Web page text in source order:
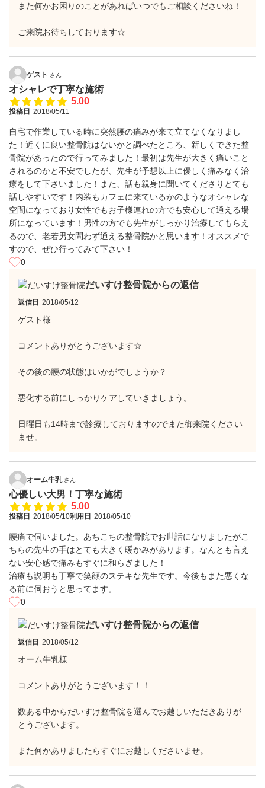
また何かお困りのことがあればいつでもご相談くださいね！
ご来院お待ちしております☆
ゲスト さん
オシャレで丁寧な施術
5.00
投稿日 2018/05/11
自宅で作業している時に突然腰の痛みが来て立てなくなりまし
た！近くに良い整骨院はないかと調べたところ、新しくできた整
骨院があったので行ってみました！最初は先生が大きく痛いこと
されるのかと不安でしたが、先生が予想以上に優しく痛みなく治
療をして下さいました！また、話も親身に聞いてくださりとても
話しやすいです！内装もカフェに来ているかのようなオシャレな
空間になっており女性でもお子様連れの方でも安心して通える場
所になっています！男性の方でも先生がしっかり治療してもらえ
るので、老若男女問わず通える整骨院かと思います！オススメで
すので、ぜひ行ってみて下さい！
0
だいすけ整骨院からの返信
返信日 2018/05/12
ゲスト様
コメントありがとうございます☆
その後の腰の状態はいかがでしょうか？
悪化する前にしっかりケアしていきましょう。
日曜日も14時まで診療しておりますのでまた御来院ください
ませ。
オーム牛乳 さん
心優しい大男！丁寧な施術
5.00
投稿日 2018/05/10利用日 2018/05/10
腰痛で伺いました。あちこちの整骨院でお世話になりましたがこ
ちらの先生の手はとても大きく暖かみがあります。なんとも言え
ない安心感で痛みもすぐに和らぎました！
治療も説明も丁寧で笑顔のステキな先生です。今後もまた悪くな
る前に伺おうと思ってます。
0
だいすけ整骨院からの返信
返信日 2018/05/12
オーム牛乳様
コメントありがとうございます！！
数ある中からだいすけ整骨院を選んでお越しいただきありが
とうございます。
また何かありましたらすぐにお越しくださいませ。